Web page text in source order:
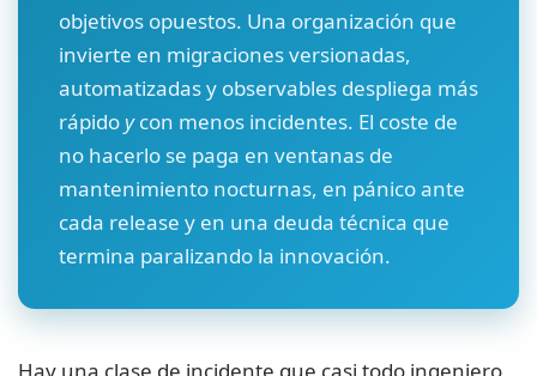
objetivos opuestos. Una organización que
invierte en migraciones versionadas,
automatizadas y observables despliega más
rápidoycon menos incidentes. El coste de
no hacerlo se paga en ventanas de
mantenimiento nocturnas, en pánico ante
cada release y en una deuda técnica que
termina paralizando la innovación.